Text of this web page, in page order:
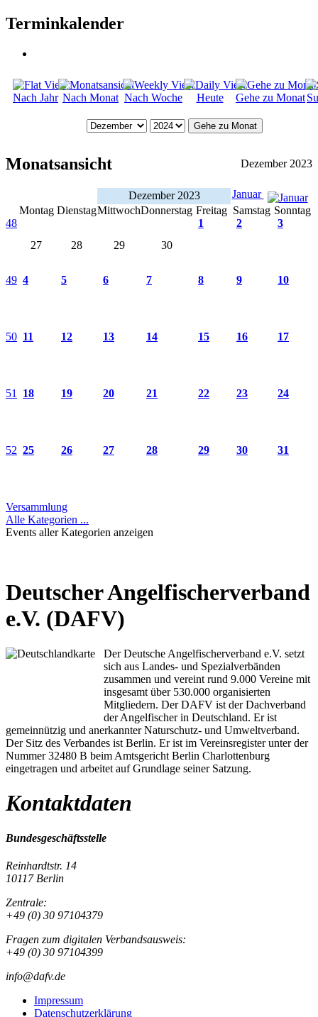
Terminkalender
Nach Jahr Nach Monat Nach Woche Heute Gehe zu Monat
Gehe zu Monat
Monatsansicht Dezember 2023
Dezember 2023
Januar
Montag DienstagMittwochDonnerstag Freitag Samstag Sonntag
48
27
28 29 30
1 2 3
49 4 5 6 7 8 9 10
50 11 12 13 14 15 16 17
51 18 19 20 21 22 23 24
52 25 26 27 28 29 30 31
Versammlung
Alle Kategorien ...
Events aller Kategorien anzeigen
Deutscher Angelfischerverband
e.V. (DAFV)
Der Deutsche Angelfischerverband e.V. setzt
sich aus Landes- und Spezialverbänden
zusammen und vereint rund 9.000 Vereine mit
insgesamt über 530.000 organisierten
Mitgliedern. Der DAFV ist der Dachverband
der Angelfischer in Deutschland. Er ist
gemeinnützig und anerkannter Naturschutz- und Umweltverband.
Der Sitz des Verbandes ist Berlin. Er ist im Vereinsregister unter der
Nummer 32480 B beim Amtsgericht Berlin Charlottenburg
eingetragen und arbeitet auf Grundlage seiner Satzung.
Kontaktdaten
Bundesgeschäftsstelle
Reinhardtstr. 14
10117 Berlin
Zentrale:
+49 (0) 30 97104379
Fragen zum digitalen Verbandsausweis:
+49 (0) 30 97104399
info@dafv.de
Impressum
Datenschutzerklärung